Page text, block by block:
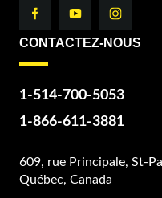
CONTACTEZ-NOUS
1-514-700-5053
1-866-611-3881
609, rue Principale, St-
Québec, Canada